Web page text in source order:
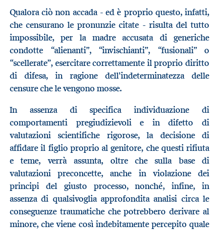
Qualora ciò non accada - ed è proprio questo, infatti,
che censurano le pronunzie citate - risulta del tutto
impossibile, per la madre accusata di generiche
condotte “alienanti”, “invischianti”, “fusionali” o
“scellerate”, esercitare correttamente il proprio diritto
di difesa, in ragione dell'indeterminatezza delle
censure che le vengono mosse.
In assenza di specifica individuazione di
comportamenti pregiudizievoli e in difetto di
valutazioni scientifiche rigorose, la decisione di
affidare il figlio proprio al genitore, che questi rifiuta
e teme, verrà assunta, oltre che sulla base di
valutazioni preconcette, anche in violazione dei
principi del giusto processo, nonché, infine, in
assenza di qualsivoglia approfondita analisi circa le
conseguenze traumatiche che potrebbero derivare al
minore, che viene così indebitamente percepito quale